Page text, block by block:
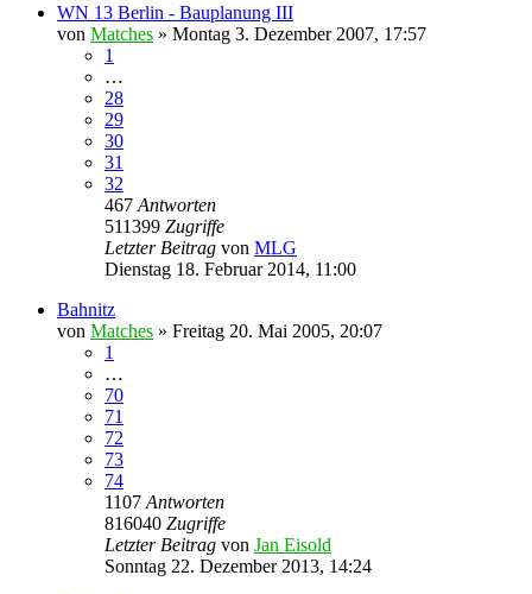
WN 13 Berlin - Bauplanung III
von Matches » Montag 3. Dezember 2007, 17:57
1
…
28
29
30
31
32
467 Antworten
511399 Zugriffe
Letzter Beitrag von MLG
Dienstag 18. Februar 2014, 11:00
Bahnitz
von Matches » Freitag 20. Mai 2005, 20:07
1
…
70
71
72
73
74
1107 Antworten
816040 Zugriffe
Letzter Beitrag von Jan Eisold
Sonntag 22. Dezember 2013, 14:24